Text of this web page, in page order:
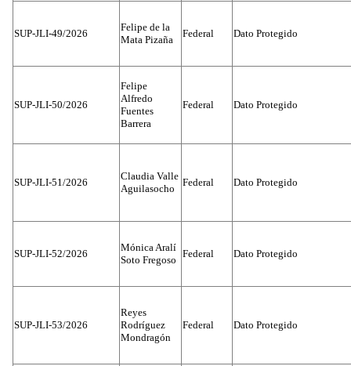
SUP-JLI-49/2026
Felipe de la
Mata Pizaña
Federal Dato Protegido
SUP-JLI-50/2026
Felipe
Alfredo
Fuentes
Barrera
Federal Dato Protegido
SUP-JLI-51/2026
Claudia Valle
Aguilasocho
Federal Dato Protegido
SUP-JLI-52/2026
Mónica Aralí
Soto Fregoso
Federal Dato Protegido
SUP-JLI-53/2026
Reyes
Rodríguez
Mondragón
Federal Dato Protegido